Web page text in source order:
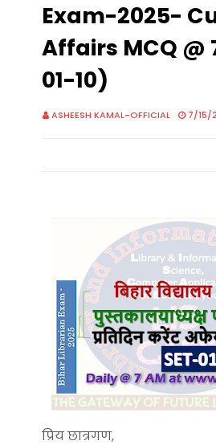
Exam-2025-
Affairs MCQ @
01-10)
ASHEESH KAMAL-OFFICIAL 7/15/
प्रिय छात्रगण,